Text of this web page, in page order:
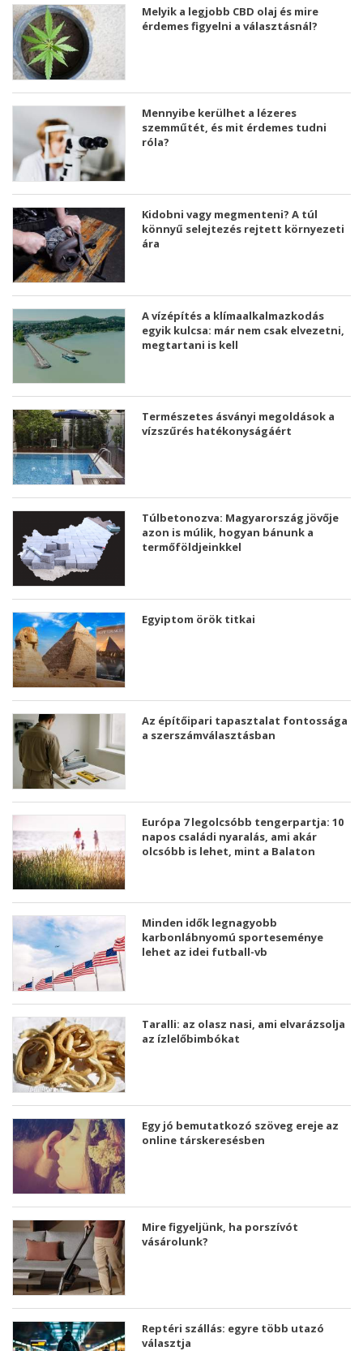
Melyik a legjobb CBD olaj és mire
érdemes figyelni a választásnál?
Mennyibe kerülhet a lézeres
szemműtét, és mit érdemes tudni
róla?
Kidobni vagy megmenteni? A túl
könnyű selejtezés rejtett környezeti
ára
A vízépítés a klímaalkalmazkodás
egyik kulcsa: már nem csak elvezetni,
megtartani is kell
Természetes ásványi megoldások a
vízszűrés hatékonyságáért
Túlbetonozva: Magyarország jövője
azon is múlik, hogyan bánunk a
termőföldjeinkkel
Egyiptom örök titkai
Az építőipari tapasztalat fontossága
a szerszámválasztásban
Európa 7 legolcsóbb tengerpartja: 10
napos családi nyaralás, ami akár
olcsóbb is lehet, mint a Balaton
Minden idők legnagyobb
karbonlábnyomú sporteseménye
lehet az idei futball-vb
Taralli: az olasz nasi, ami elvarázsolja
az ízlelőbimbókat
Egy jó bemutatkozó szöveg ereje az
online társkeresésben
Mire figyeljünk, ha porszívót
vásárolunk?
Reptéri szállás: egyre több utazó
választja